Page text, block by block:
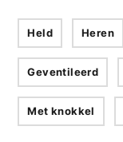
Held Heren
Geventileerd
Met knokkel